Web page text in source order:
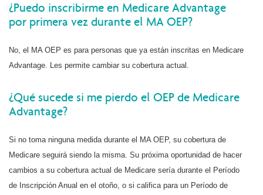
¿Puedo inscribirme en Medicare Advantage
por primera vez durante el MA OEP?
No, el MA OEP es para personas que ya están inscritas en Medicare
Advantage. Les permite cambiar su cobertura actual.
¿Qué sucede si me pierdo el OEP de Medicare
Advantage?
Si no toma ninguna medida durante el MA OEP, su cobertura de
Medicare seguirá siendo la misma. Su próxima oportunidad de hacer
cambios a su cobertura actual de Medicare sería durante el Período
de Inscripción Anual en el otoño, o si califica para un Período de